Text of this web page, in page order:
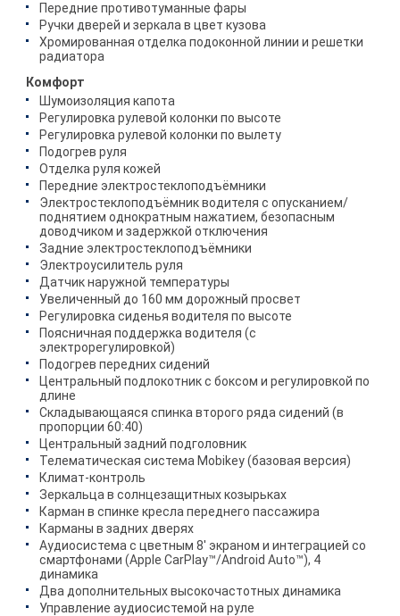
Передние противотуманные фары
Ручки дверей и зеркала в цвет кузова
Хромированная отделка подоконной линии и решетки
радиатора
Комфорт
Шумоизоляция капота
Регулировка рулевой колонки по высоте
Регулировка рулевой колонки по вылету
Подогрев руля
Отделка руля кожей
Передние электростеклоподъёмники
Электростеклоподъёмник водителя с опусканием/
поднятием однократным нажатием, безопасным
доводчиком и задержкой отключения
Задние электростеклоподъёмники
Электроусилитель руля
Датчик наружной температуры
Увеличенный до 160 мм дорожный просвет
Регулировка сиденья водителя по высоте
Поясничная поддержка водителя (с
электрорегулировкой)
Подогрев передних сидений
Центральный подлокотник с боксом и регулировкой по
длине
Складывающаяся спинка второго ряда сидений (в
пропорции 60:40)
Центральный задний подголовник
Телематическая система Mobikey (базовая версия)
Климат-контроль
Зеркальца в солнцезащитных козырьках
Карман в спинке кресла переднего пассажира
Карманы в задних дверях
Аудиосистема с цветным 8' экраном и интеграцией со
смартфонами (Apple CarPlay™/Android Auto™), 4
динамика
Два дополнительных высокочастотных динамика
Управление аудиосистемой на руле